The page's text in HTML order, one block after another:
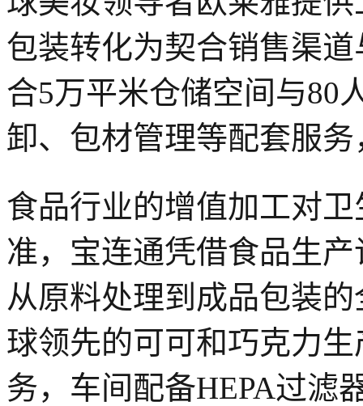
包装转化为契合销售渠
合5万平米仓储空间与80
卸、包材管理等配套服
食品行业的增值加工对
准，宝连通凭借食品生
从原料处理到成品包装
球领先的可可和巧克力
务，车间配备HEPA过滤